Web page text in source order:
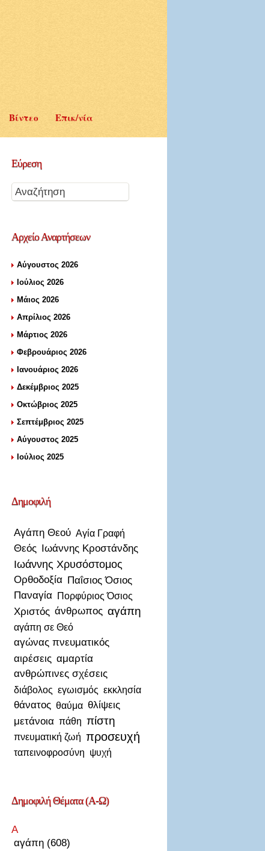
Βίντεο Επικ/νία
Εύρεση
ΑρχείοΑναρτήσεων
Αύγουστος 2026
Ιούλιος 2026
Μάιος 2026
Απρίλιος 2026
Μάρτιος 2026
Φεβρουάριος 2026
Ιανουάριος 2026
Δεκέμβριος 2025
Οκτώβριος 2025
Σεπτέμβριος 2025
Αύγουστος 2025
Ιούλιος 2025
Δημοφιλή
Αγάπη Θεού Αγία Γραφή
Θεός Ιωάννης Κροστάνδης
Ιωάννης Χρυσόστομος
Ορθοδοξία Παΐσιος Όσιος
Παναγία Πορφύριος Όσιος
Χριστός άνθρωπος αγάπη
αγάπη σε Θεό
αγώνας πνευματικός
αιρέσεις αμαρτία
ανθρώπινες σχέσεις
διάβολος εγωισμός εκκλησία
θάνατος θαύμα θλίψεις
μετάνοια πάθη πίστη
πνευματική ζωή προσευχή
ταπεινοφροσύνη ψυχή
ΔημοφιλήΘέματα (Α-Ω)
Α
αγάπη (608)